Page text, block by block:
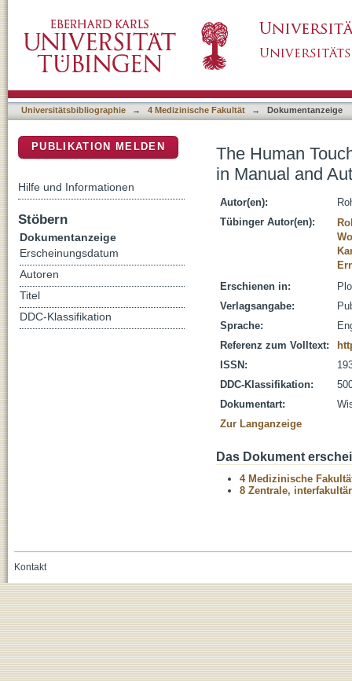
Stroking Procedures
Universitätsbibliographie → 4 Medizinische Fakultät → Dokumentanzeige
The Human
in Manual and
Autor(en):
Tübinger Autor(en):
Erschienen in:
Verlagsangabe:
Sprache:
Referenz zum Volltext:
ISSN:
DDC-Klassifikation:
Dokumentart:
Zur Langanzeige
Das Dokument
4 Medizinische
8 Zentrale,
PUBLIKATION MELDEN
Hilfe und Informationen
Stöbern
Dokumentanzeige
Erscheinungsdatum
Autoren
Titel
DDC-Klassifikation
Kontakt